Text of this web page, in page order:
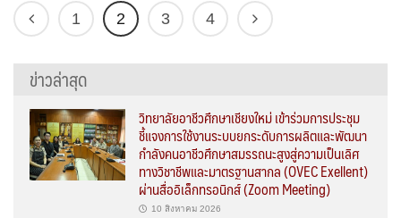
1 2 3 4
ข่าวล่าสุด
วิทยาลัยอาชีวศึกษาเชียงใหม่ เข้าร่วมการประชุม
ชี้แจงการใช้งานระบบยกระดับการผลิตและพัฒนา
กำลังคนอาชีวศึกษาสมรรถนะสูงสู่ความเป็นเลิศ
ทางวิชาชีพและมาตรฐานสากล (OVEC Exellent)
ผ่านสื่ออิเล็กทรอนิกส์ (Zoom Meeting)
10 สิงหาคม 2026